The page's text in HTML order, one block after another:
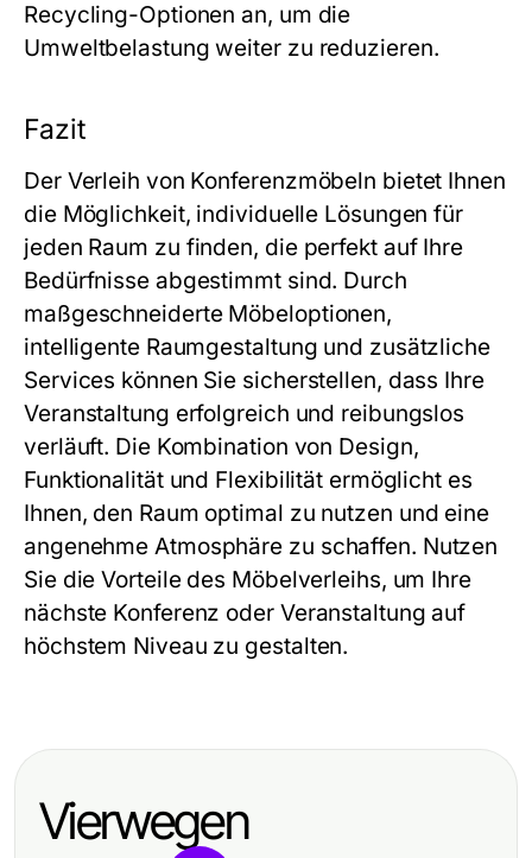
Recycling-Optionen an, um die
Umweltbelastung weiter zu reduzieren.
Fazit
Der Verleih von Konferenzmöbeln bietet Ihnen
die Möglichkeit, individuelle Lösungen für
jeden Raum zu finden, die perfekt auf Ihre
Bedürfnisse abgestimmt sind. Durch
maßgeschneiderte Möbeloptionen,
intelligente Raumgestaltung und zusätzliche
Services können Sie sicherstellen, dass Ihre
Veranstaltung erfolgreich und reibungslos
verläuft. Die Kombination von Design,
Funktionalität und Flexibilität ermöglicht es
Ihnen, den Raum optimal zu nutzen und eine
angenehme Atmosphäre zu schaffen. Nutzen
Sie die Vorteile des Möbelverleihs, um Ihre
nächste Konferenz oder Veranstaltung auf
höchstem Niveau zu gestalten.
Vierwegen